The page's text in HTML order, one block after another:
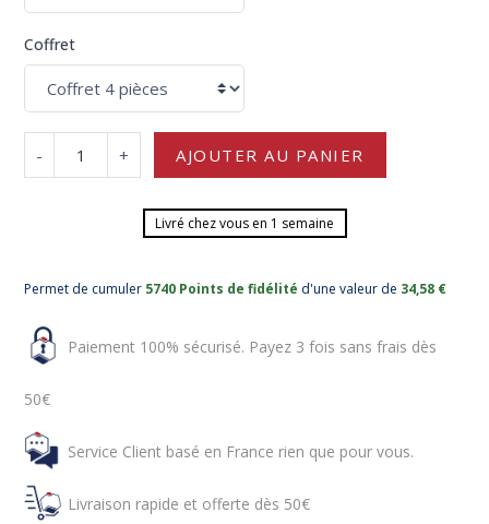
Coffret
- + AJOUTER AU PANIER
Livré chez vous en 1 semaine
Permet de cumuler 5740 Points de fidélité d'une valeur de 34,58 €
Paiement 100% sécurisé. Payez 3 fois sans frais dès
50€
Service Client basé en France rien que pour vous.
Livraison rapide et offerte dès 50€